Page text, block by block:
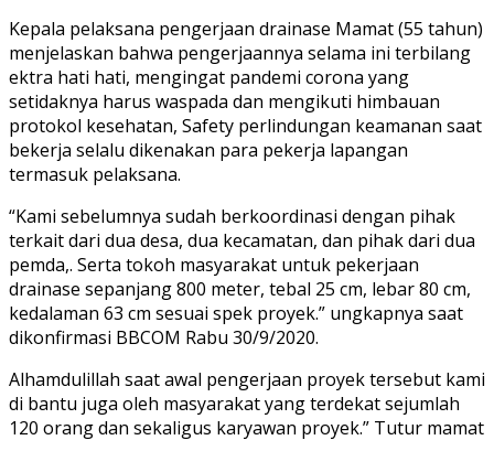
Kepala pelaksana pengerjaan drainase Mamat (55 tahun)
menjelaskan bahwa pengerjaannya selama ini terbilang
ektra hati hati, mengingat pandemi corona yang
setidaknya harus waspada dan mengikuti himbauan
protokol kesehatan, Safety perlindungan keamanan saat
bekerja selalu dikenakan para pekerja lapangan
termasuk pelaksana.
“Kami sebelumnya sudah berkoordinasi dengan pihak
terkait dari dua desa, dua kecamatan, dan pihak dari dua
pemda,. Serta tokoh masyarakat untuk pekerjaan
drainase sepanjang 800 meter, tebal 25 cm, lebar 80 cm,
kedalaman 63 cm sesuai spek proyek.” ungkapnya saat
dikonfirmasi BBCOM Rabu 30/9/2020.
Alhamdulillah saat awal pengerjaan proyek tersebut kami
di bantu juga oleh masyarakat yang terdekat sejumlah
120 orang dan sekaligus karyawan proyek.” Tutur mamat